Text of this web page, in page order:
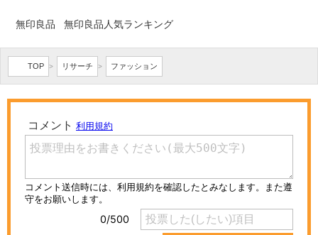
無印良品 無印良品人気ランキング
TOP > リサーチ > ファッション